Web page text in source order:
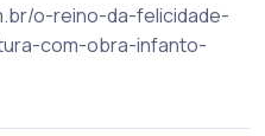
o-reino-da-felicidade-
com-obra-infanto-